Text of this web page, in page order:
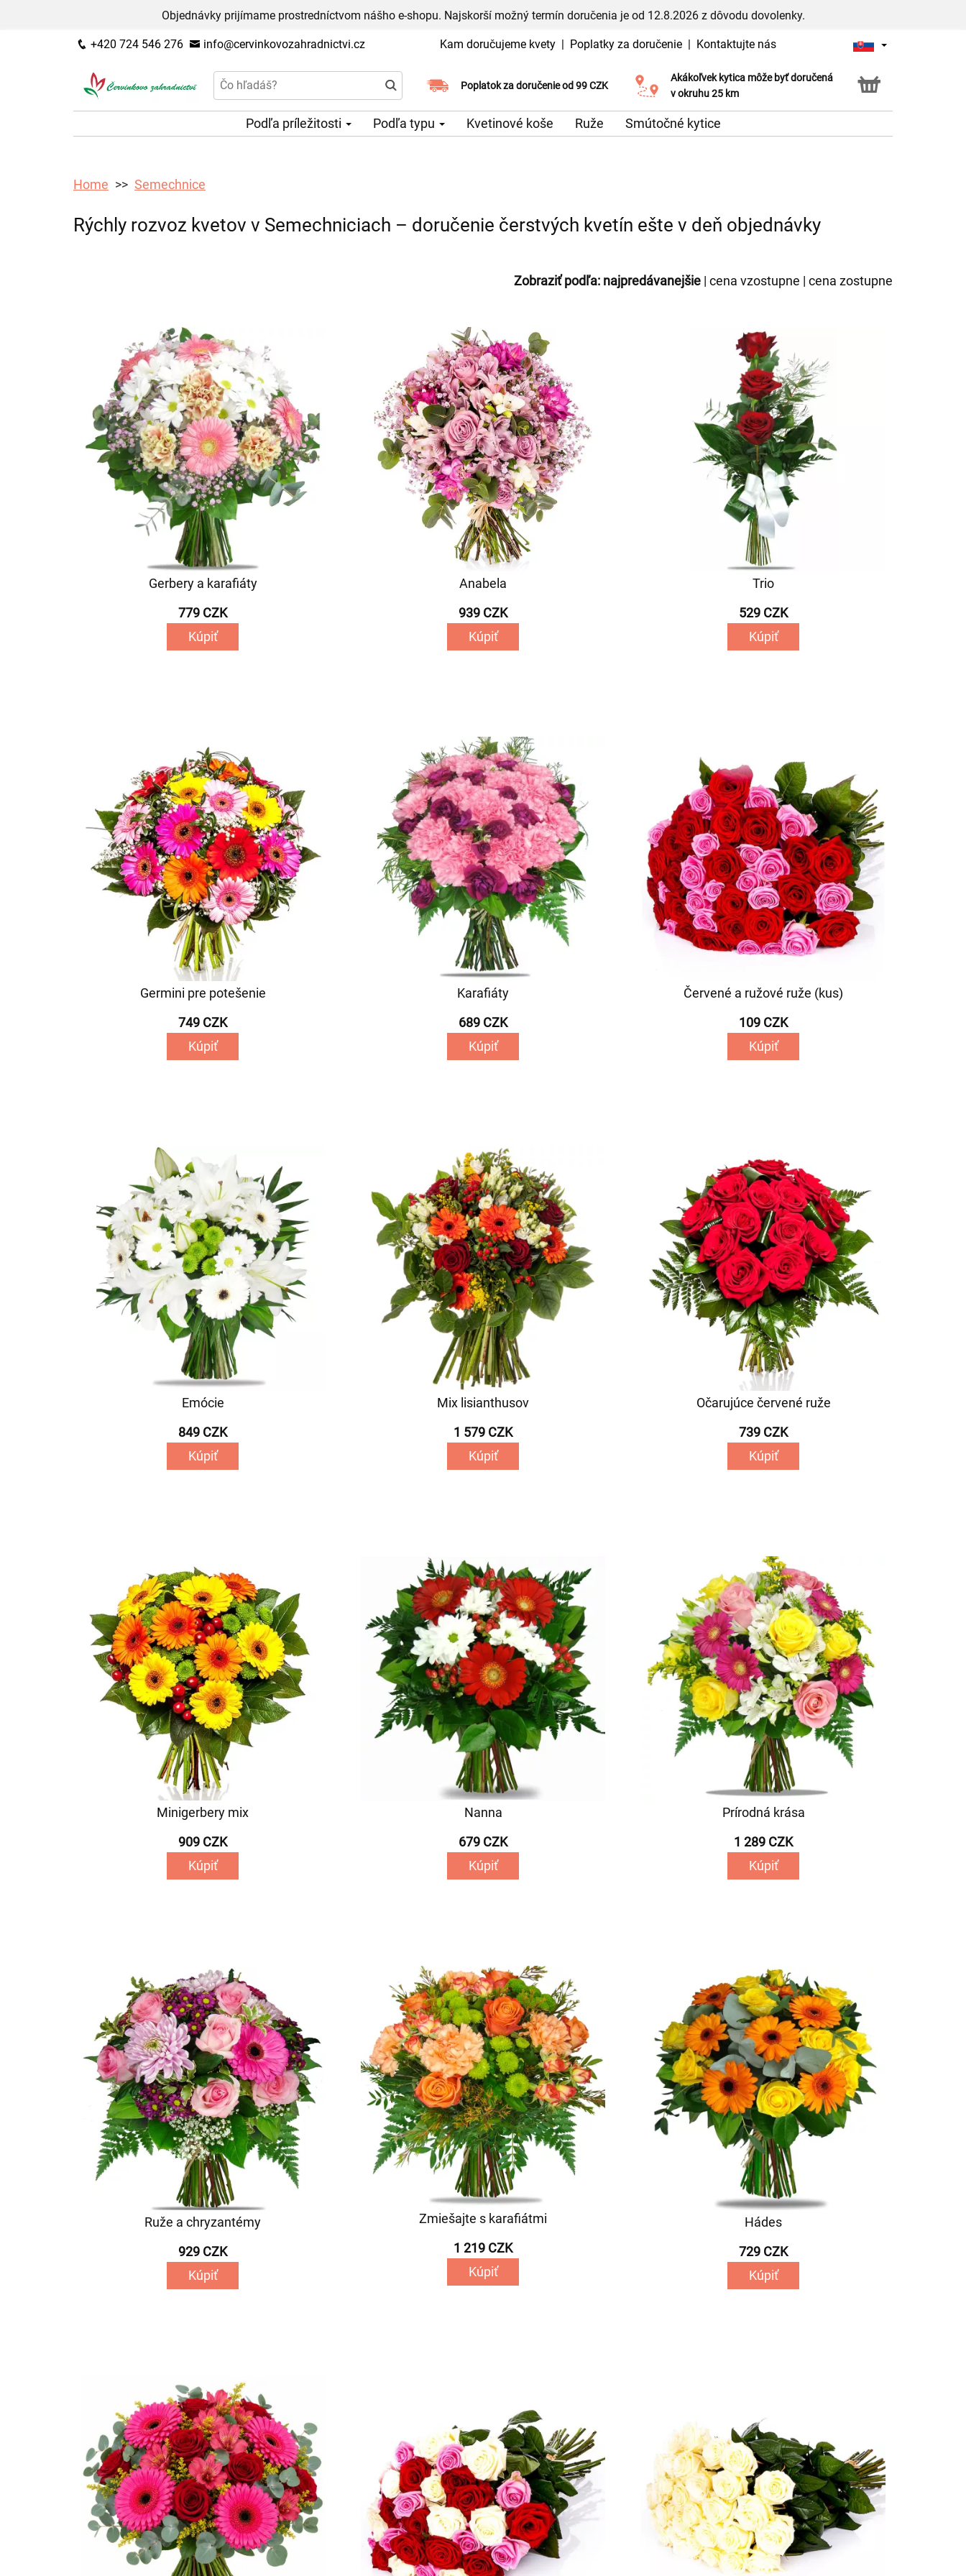
Objednávky prijímame prostredníctvom nášho e-shopu. Najskorší možný termín doručenia je od 12.8.2026 z dôvodu dovolenky.
+420 724 546 276 info@cervinkovozahradnictvi.cz Kam doručujeme kvety | Poplatky za doručenie | Kontaktujte nás
Poplatok za doručenie od 99 CZK
Vyberte si dátum doručenia
Akákoľvek kytica môže byť doručená
v okruhu 25 km
Služba Click & Collect
Podľa príležitosti Podľa typu Kvetinové koše Ruže Smútočné kytice
Home Semechnice
Rýchly rozvoz kvetov v Semechniciach – doručenie čerstvých kvetín ešte v deň objednávky
Zobraziť podľa: najpredávanejšie | cena vzostupne | cena zostupne
Gerbery a karafiáty
779 CZK
Kúpiť
Anabela
939 CZK
Kúpiť
Trio
529 CZK
Kúpiť
Germini pre potešenie
749 CZK
Kúpiť
Karafiáty
689 CZK
Kúpiť
Červené a ružové ruže (kus)
109 CZK
Kúpiť
Emócie
849 CZK
Kúpiť
Mix lisianthusov
1 579 CZK
Kúpiť
Očarujúce červené ruže
739 CZK
Kúpiť
Minigerbery mix
909 CZK
Kúpiť
Nanna
679 CZK
Kúpiť
Prírodná krása
1 289 CZK
Kúpiť
Ruže a chryzantémy
929 CZK
Kúpiť
Zmiešajte s karafiátmi
1 219 CZK
Kúpiť
Hádes
729 CZK
Kúpiť